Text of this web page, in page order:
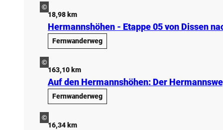
©
18,98 km
Hermannshöhen - Etappe 05 von Dissen
Fernwanderweg
©
163,10 km
Auf den Hermannshöhen: Der
Fernwanderweg
©
16,34 km